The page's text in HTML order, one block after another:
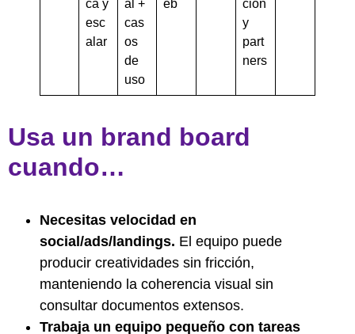
ca y
esc
alar
al +
cas
os
de
uso
eb
ción
y
part
ners
Usa un brand board
cuando…
Necesitas velocidad en
social/ads/landings. El equipo puede
producir creatividades sin fricción,
manteniendo la coherencia visual sin
consultar documentos extensos.
Trabaja un equipo pequeño con tareas